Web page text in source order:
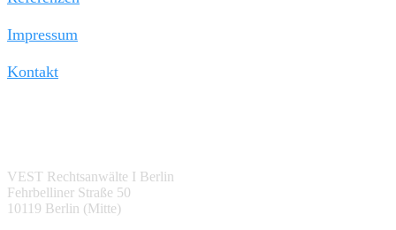
Impressum
Kontakt
VEST Rechtsanwälte I Berlin
Fehrbelliner Straße 50
10119 Berlin (Mitte)